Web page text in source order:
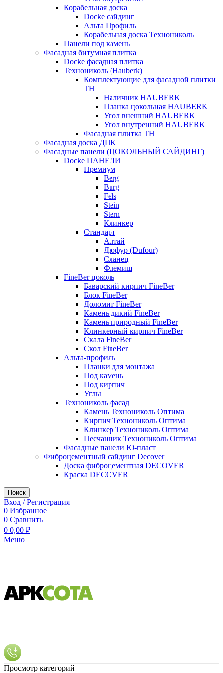
Корабельная доска
Docke сайдинг
Альта Профиль
Корабельная доска Технониколь
Панели под камень
Фасадная битумная плитка
Docke фасадная плитка
Технониколь (Hauberk)
Комплектующие для фасадной плитки
ТН
Наличник HAUBERK
Планка цокольная HAUBERK
Угол внешний HAUBERK
Угол внутренний HAUBERK
Фасадная плитка ТН
Фасадная доска ДПК
Фасадные панели (ЦОКОЛЬНЫЙ САЙДИНГ)
Docke ПАНЕЛИ
Премиум
Berg
Burg
Fels
Stein
Stern
Клинкер
Стандарт
Алтай
Дюфур (Dufour)
Сланец
Флемиш
FineBer цоколь
Баварский кирпич FineBer
Блок FineBer
Доломит FineBer
Камень дикий FineBer
Камень природный FineBer
Клинкерный кирпич FineBer
Скала FineBer
Скол FineBer
Альта-профиль
Планки для монтажа
Под камень
Под кирпич
Углы
Технониколь фасад
Камень Технониколь Оптима
Кирпич Технониколь Оптима
Клинкер Технониколь Оптима
Песчанник Технониколь Оптима
Фасадные панели Ю-пласт
Фиброцементный сайдинг Decover
Доска фиброцементная DECOVER
Краска DECOVER
Поиск
Вход / Регистрация
0 Избранное
0 Сравнить
0 0,00 ₽
Меню
Просмотр категорий